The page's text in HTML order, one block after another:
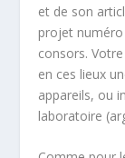
et de son
projet numéro
consors.
en ces lieux
appareils, ou
laboratoire